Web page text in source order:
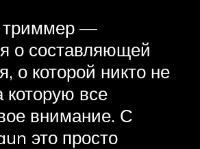
триммер —
о составляющей
о которой никто не
которую все
внимание. С
это просто